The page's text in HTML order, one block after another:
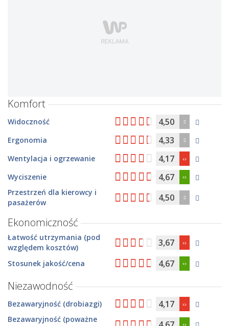
Komfort
Widoczność 4,50
Ergonomia 4,33
Wentylacja i ogrzewanie 4,17
Wyciszenie 4,67
Przestrzeń dla kierowcy i
pasażerów
4,50
Ekonomiczność
Łatwość utrzymania (pod
względem kosztów)
3,67
Stosunek jakość/cena 4,67
Niezawodność
Bezawaryjność (drobiazgi) 4,17
Bezawaryjność (poważne